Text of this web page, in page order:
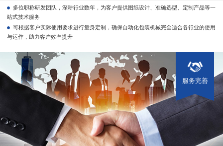
多位职称研发团队，深耕行业数年，为客户提供图纸设计、准确选型、定制产品等一
站式技术服务
可根据客户实际使用要求进行量身定制，确保自动化包装机械完全适合各行业的使用
与运作，助力客户效率提升
服务完善